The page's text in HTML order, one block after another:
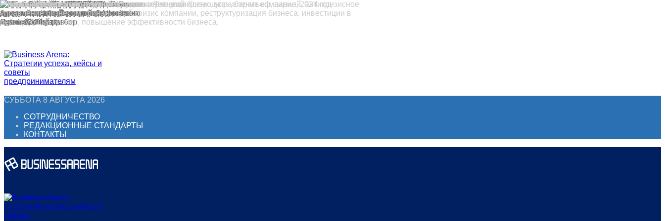
Перейти
к
контенту
СУББОТА 8 АВГУСТА 2026
СОТРУДНИЧЕСТВО
РЕДАКЦИОННЫЕ СТАНДАРТЫ
КОНТАКТЫ